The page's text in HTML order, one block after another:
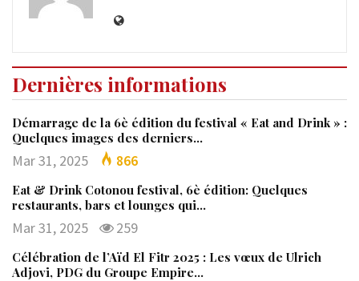
Dernières informations
Démarrage de la 6è édition du festival « Eat and Drink » :
Quelques images des derniers…
Mar 31, 2025 866
Eat & Drink Cotonou festival, 6è édition: Quelques
restaurants, bars et lounges qui…
Mar 31, 2025 259
Célébration de l’Aïd El Fitr 2025 : Les vœux de Ulrich
Adjovi, PDG du Groupe Empire…